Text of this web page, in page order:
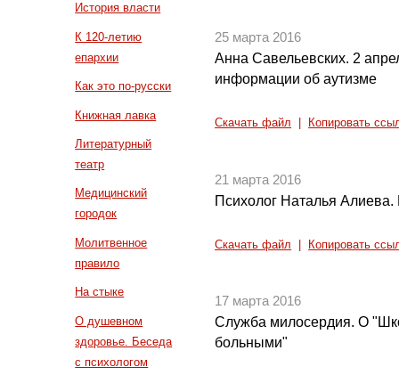
История власти
К 120-летию
епархии
Как это по-русски
Книжная лавка
Литературный
театр
Медицинский
городок
Молитвенное
правило
На стыке
О душевном
здоровье. Беседа
с психологом
25 марта 2016
Анна Савельевских. 2
информации об аутизме
Скачать файл Копировать
21 марта 2016
Психолог Наталья Алиева.
Скачать файл Копировать
17 марта 2016
Служба милосердия. О
больными"